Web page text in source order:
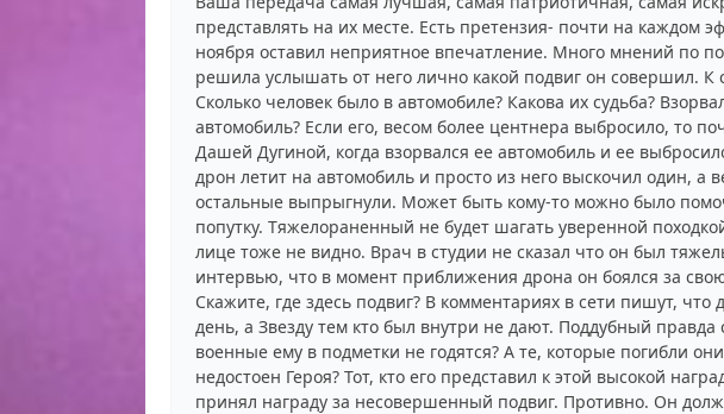
представлять на их месте. Есть претензия- почти на каждом
ноября оставил неприятное впечатление. Много мнений по
решила услышать от него лично какой подвиг он совершил.
Сколько человек было в автомобиле? Какова их судьба?
автомобиль? Если его, весом более центнера выбросило, то
Дашей Дугиной, когда взорвался ее автомобиль и ее
дрон летит на автомобиль и просто из него выскочил один, а
остальные выпрыгнули. Может быть кому-то можно было
попутку. Тяжелораненный не будет шагать уверенной
лице тоже не видно. Врач в студии не сказал что он был
интервью, что в момент приближения дрона он боялся за
Скажите, где здесь подвиг? В комментариях в сети пишут,
день, а Звезду тем кто был внутри не дают. Поддубный правда
военные ему в подметки не годятся? А те, которые погибли
недостоен Героя? Тот, кто его представил к этой высокой
принял награду за несовершенный подвиг. Противно. Он